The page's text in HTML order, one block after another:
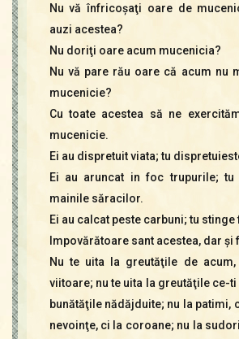
Nu vă înfricoşaţi oare de
auzi acestea?
Nu doriţi oare acum mucenicia?
Nu vă pare rău oare că acum nu
mucenicie?
Cu toate acestea să ne
mucenicie.
Ei au dispretuit viata; tu
Ei au aruncat in foc trupurile; tu
mainile săracilor.
Ei au calcat peste carbuni; tu
Impovărătoare sant acestea, dar
Nu te uita la greutăţile de
viitoare; nu te uita la greutăţile ce-
bunătăţile nădăjduite; nu la patimi,
nevoinţe, ci la coroane; nu la